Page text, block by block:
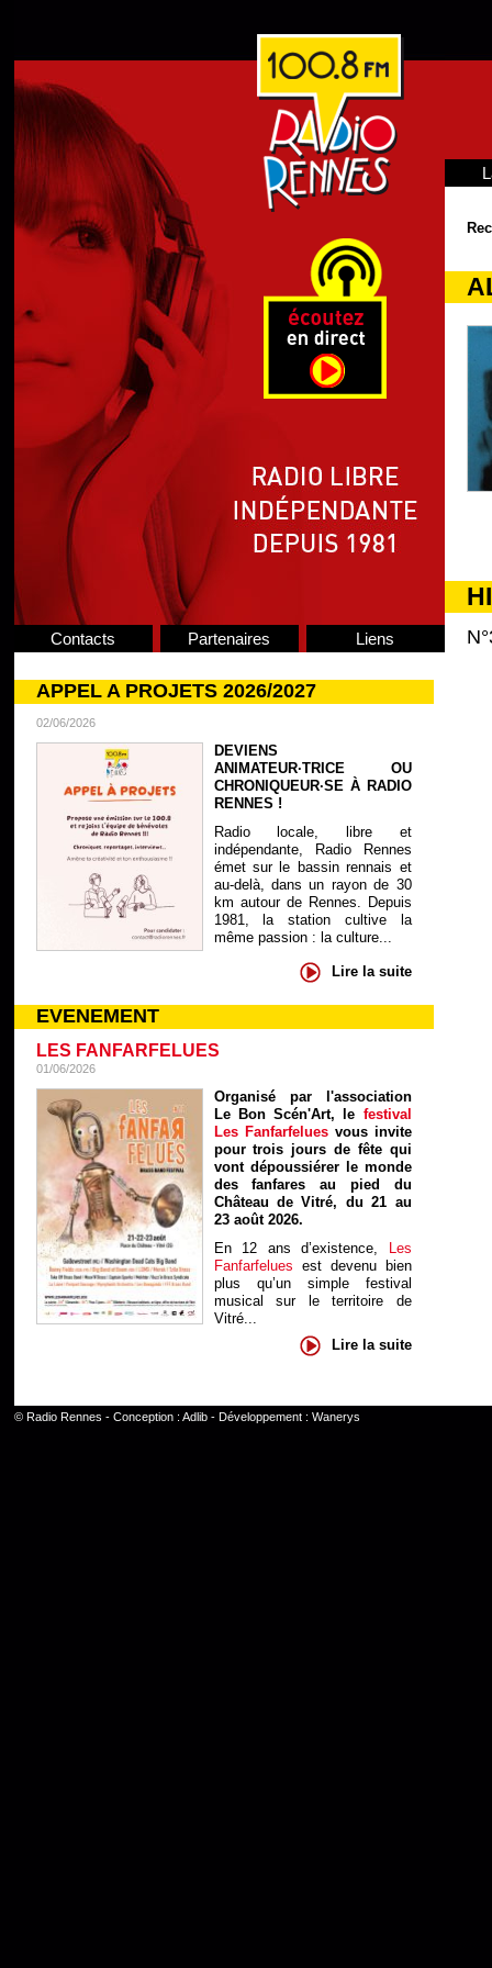
Contacts Partenaires Liens
APPEL A PROJETS 2026/2027
02/06/2026
DEVIENS
ANIMATEUR·TRICE OU
CHRONIQUEUR·SE À RADIO
RENNES !
Radio locale, libre et
indépendante, Radio Rennes
émet sur le bassin rennais et
au-delà, dans un rayon de 30
km autour de Rennes. Depuis
1981, la station cultive la
même passion : la culture...
Lire la suite
EVENEMENT
LES FANFARFELUES
01/06/2026
Organisé par l'association
Le Bon Scén'Art, le festival
Les Fanfarfelues vous invite
pour trois jours de fête qui
vont dépoussiérer le monde
des fanfares au pied du
Château de Vitré, du 21 au
23 août 2026.
En 12 ans d’existence, Les
Fanfarfelues est devenu bien
plus qu’un simple festival
musical sur le territoire de
Vitré...
Lire la suite
© Radio Rennes - Conception : Adlib- Développement : Wanerys